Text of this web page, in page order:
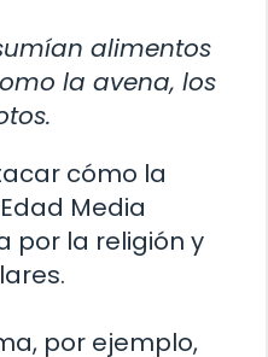
alimentos
la avena, los
cómo la
Media
por la religión y
por ejemplo,